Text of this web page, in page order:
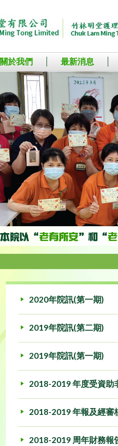
關於我們 最新消息
2020年院訊(第一期)
2019年院訊(第二期)
2019年院訊(第一期)
2018-2019 年度受資助
2018-2019 年報及經
2018-2019 周年財務